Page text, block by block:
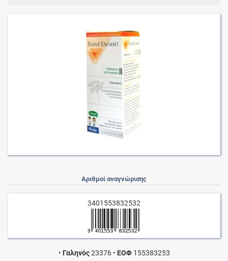
Αριθμοί αναγνώρισης
3401553832532
• Γαληνός23376 • ΕΟΦ155383253